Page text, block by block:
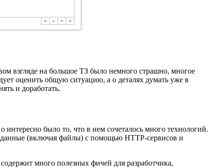
взгляде на большое ТЗ было немного страшно, многое
оценить общую ситуацию, а о деталях думать уже в
и доработать.
интересно было то, что в нем сочеталось много технологий.
данные (включая файлы) с помощью HTTP-сервисов и
много полезных фичей для разработчика,